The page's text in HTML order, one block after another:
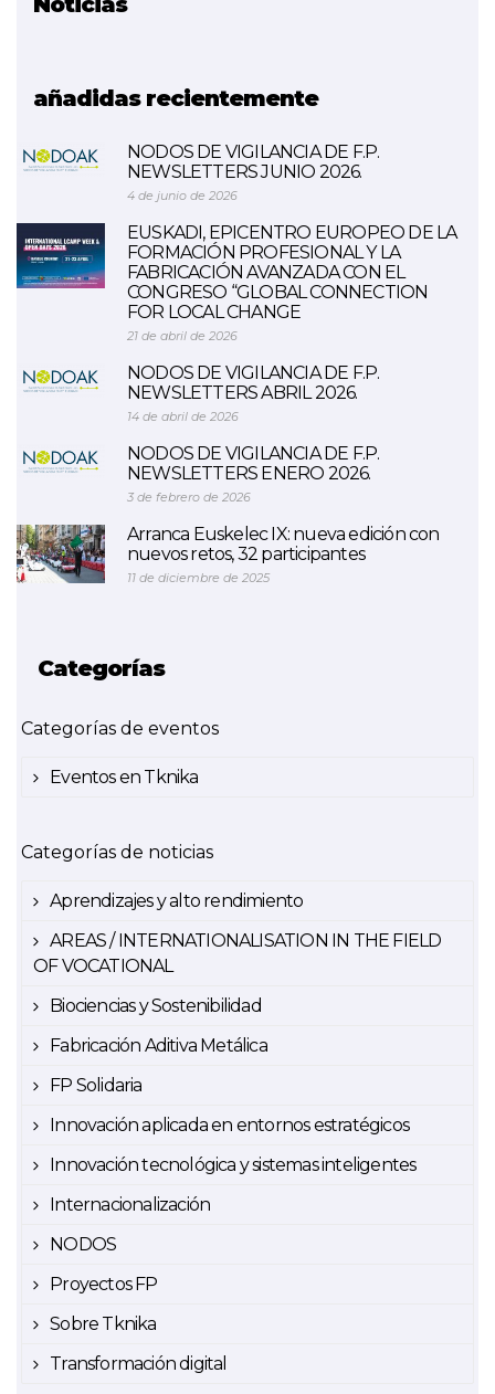
añadidas recientemente
NODOS DE VIGILANCIA DE F.P.
NEWSLETTERS JUNIO 2026.
4 de junio de 2026
EUSKADI, EPICENTRO EUROPEO DE LA
FORMACIÓN PROFESIONAL Y LA
FABRICACIÓN AVANZADA CON EL
CONGRESO “GLOBAL CONNECTION
FOR LOCAL CHANGE
21 de abril de 2026
NODOS DE VIGILANCIA DE F.P.
NEWSLETTERS ABRIL 2026.
14 de abril de 2026
NODOS DE VIGILANCIA DE F.P.
NEWSLETTERS ENERO 2026.
3 de febrero de 2026
Arranca Euskelec IX: nueva edición con
nuevos retos, 32 participantes
11 de diciembre de 2025
Categorías
Categorías de eventos
Eventos en Tknika
Categorías de noticias
Aprendizajes y alto rendimiento
AREAS / INTERNATIONALISATION IN THE FIELD
OF VOCATIONAL
Biociencias y Sostenibilidad
Fabricación Aditiva Metálica
FP Solidaria
Innovación aplicada en entornos estratégicos
Innovación tecnológica y sistemas inteligentes
Internacionalización
NODOS
Proyectos FP
Sobre Tknika
Transformación digital